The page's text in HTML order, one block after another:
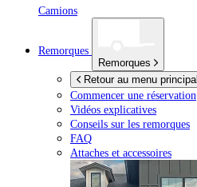
Camions
Remorques
Remorques
Retour au menu principal
Commencer une réservation
Vidéos explicatives
Conseils sur les remorques
FAQ
Attaches et accessoires